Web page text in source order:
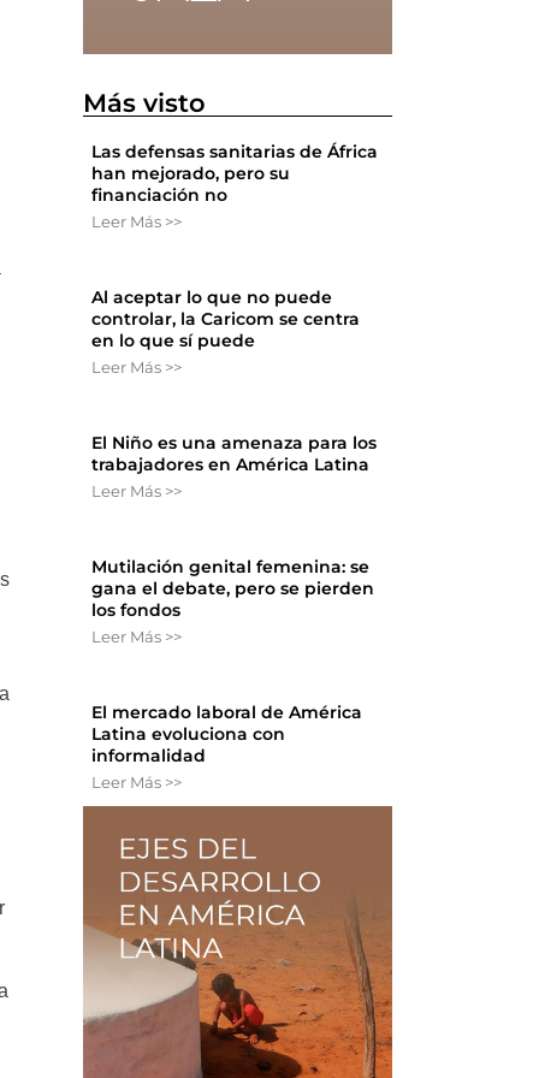
Más visto
Las defensas sanitarias de África
han mejorado, pero su
financiación no
Leer Más >>
Al aceptar lo que no puede
controlar, la Caricom se centra
en lo que sí puede
Leer Más >>
El Niño es una amenaza para los
trabajadores en América Latina
Leer Más >>
Mutilación genital femenina: se
gana el debate, pero se pierden
los fondos
Leer Más >>
El mercado laboral de América
Latina evoluciona con
informalidad
Leer Más >>